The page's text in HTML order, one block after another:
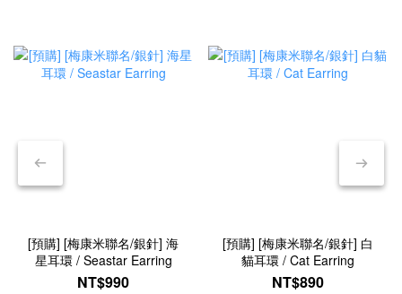
[預購] [梅康米聯名/銀針] 海
星耳環 / Seastar Earring
NT$990
[預購] [梅康米聯名/銀針] 白
貓耳環 / Cat Earring
NT$890